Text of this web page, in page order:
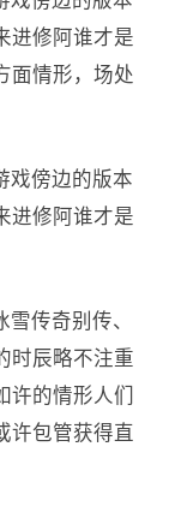
进修阿谁才是
面情形，场处
戏傍边的版本
进修阿谁才是
传奇别传、
时辰略不注重
的情形人们
许包管获得直